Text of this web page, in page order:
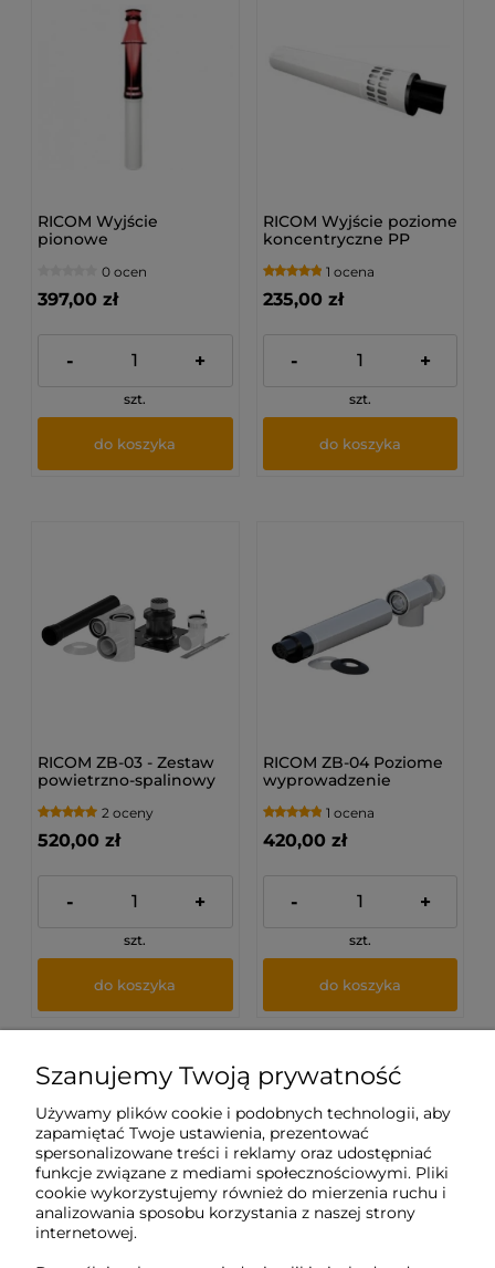
RICOM Wyjście
pionowe
CZERWONE PP (80/125)
0 ocen
397,00 zł
- +
szt.
do koszyka
RICOM Wyjście poziome
koncentryczne PP
1 ocena
235,00 zł
- +
szt.
do koszyka
RICOM ZB-03 - Zestaw
powietrzno-spalinowy
kominowego PP
(80/125)
2 oceny
520,00 zł
- +
szt.
do koszyka
RICOM ZB-04 Poziome
wyprowadzenie
PP (80/125)1 ocena
420,00 zł
- +
szt.
do koszyka
Sklep internetowy Tukado.pl
pn-pt: 08:00-16:00
791 063 018
biuro@tukado.pl
Szanujemy Twoją prywatność
Używamy plików cookie i podobnych technologii, aby
zapamiętać Twoje ustawienia, prezentować
spersonalizowane treści i reklamy oraz udostępniać
funkcje związane z mediami społecznościowymi. Pliki
cookie wykorzystujemy również do mierzenia ruchu i
analizowania sposobu korzystania z naszej strony
internetowej.